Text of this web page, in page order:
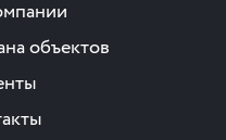
объектов